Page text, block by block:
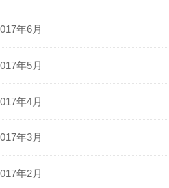
年6月
年5月
年4月
年3月
年2月